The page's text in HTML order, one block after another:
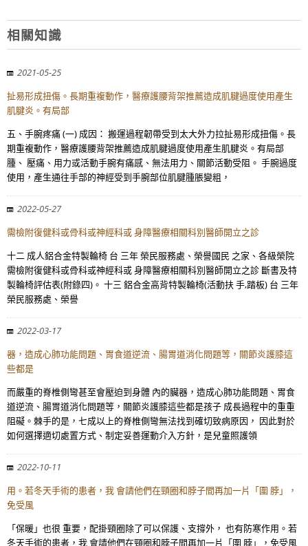
相關知識
2021-05-25
扯易形成扭傷。長期重複動作，醫療護腰背架推薦造成肌腱過度使用產生
肌腱炎。有局部
五、手腕疼痛 (一) 成因： 搬運過程韌帶受到太大外力拉扯易形成扭傷。長
期重複動作，醫療護腰背架推薦造成肌腱過度使用產生肌腱炎。有局部
腫、 壓痛、用力或活動手腕有痛感、無法用力、關節活動受阻。 手腕過度
使用，產生通往手部的神經受到手腕部位肌腱腫脹變粗，
2022-05-27
需檢附復健科或骨科或神經科或 身障醫療相關科別醫師開立之診
十二 成人鋁合金特製輪椅 台 三年 榮民服務處、榮譽國民 之家、各級榮院
需檢附復健科或骨科或神經科或 身障醫療相關科別醫師開立之診 斷書及特
製輪椅評估表(附錄四)。 十三 鋁合金高背特製輪椅(活動扶 手,踏板) 台 三年
榮民服務處、榮譽
2022-03-17
器，造成心肺功能問題、胃食道逆流、腸胃道消化問題等，關節炎護膝這
些都是
而嚴重的脊椎側彎甚至會壓迫到身體 內的臟器，造成心肺功能問題、胃食
道逆流、腸胃道消化問題等，關節炎護膝這些都是孩子 成長過程中的重重
阻礙。棘手的是，七成以上的脊椎側彎無法找到確切致病原因， 因此對於
如何選擇適切處置方式、制定妥善運動介入方針，是兒童照護領
2022-10-11
用。若冬天手術的患者，我 會請他們在頸圈和脖子間再加一片「圍 脖」，
免受風
「保暖」也很 重要，配掛頸圈除了可以保護、支撐外， 也有防寒作用。若
冬天手術的患者，我 會請他們在頸圈和脖子間再加一片「圍 脖」，免受風